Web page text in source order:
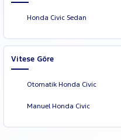
Honda Civic Sedan
Vitese Göre
Otomatik Honda Civic
Manuel Honda Civic